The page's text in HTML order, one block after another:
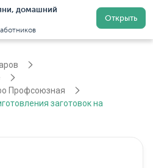
домашний
Открыть
Регистрация
Профсоюзная
заготовок на